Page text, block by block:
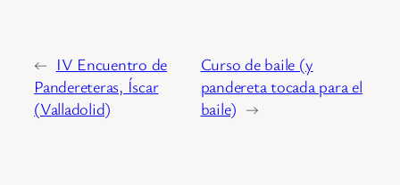
← IV Encuentro de
Pandereteras, Íscar
(Valladolid)
Curso de baile (y
pandereta tocada para el
baile) →